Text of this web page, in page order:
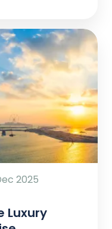
2025
Luxury